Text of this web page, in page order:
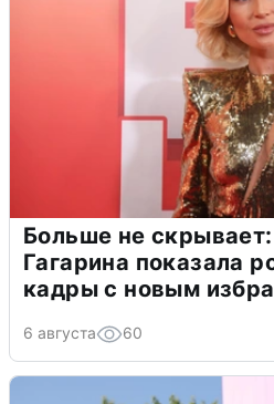
Больше не
Гагарина показала
кадры с новым
6 августа 60